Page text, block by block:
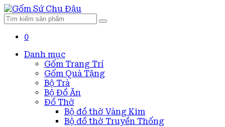
Search
for:
0
Danh mục
Gốm Trang Trí
Gốm Quà Tặng
Bộ Trà
Bộ Đồ Ăn
Đồ Thờ
Bộ đồ thờ Vàng Kim
Bộ đồ thờ Truyền Thống